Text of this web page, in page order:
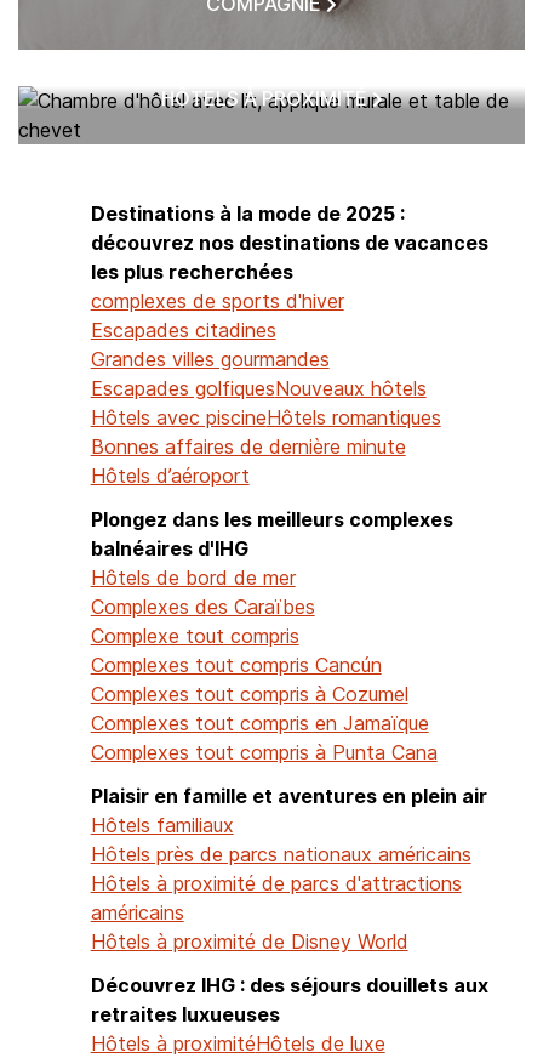
HÔTELS À PROXIMITÉ
Destinations à la mode de 2025 :
découvrez nos destinations de vacances
les plus recherchées
complexes de sports d'hiver
Escapades citadines
Grandes villes gourmandes
Escapades golfiquesNouveaux hôtels
Hôtels avec piscineHôtels romantiques
Bonnes affaires de dernière minute
Hôtels d’aéroport
Plongez dans les meilleurs complexes
balnéaires d'IHG
Hôtels de bord de mer
Complexes des Caraïbes
Complexe tout compris
Complexes tout compris Cancún
Complexes tout compris à Cozumel
Complexes tout compris en Jamaïque
Complexes tout compris à Punta Cana
Plaisir en famille et aventures en plein air
Hôtels familiaux
Hôtels près de parcs nationaux américains
Hôtels à proximité de parcs d'attractions
américains
Hôtels à proximité de Disney World
Découvrez IHG : des séjours douillets aux
retraites luxueuses
Hôtels à proximitéHôtels de luxe